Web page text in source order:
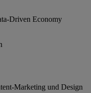
Driven Economy
Marketing und Design